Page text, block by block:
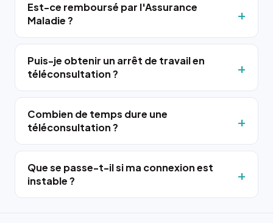
Est-ce remboursé par l'Assurance
Maladie ?
Puis-je obtenir un arrêt de travail en
téléconsultation ?
Combien de temps dure une
téléconsultation ?
Que se passe-t-il si ma connexion est
instable ?